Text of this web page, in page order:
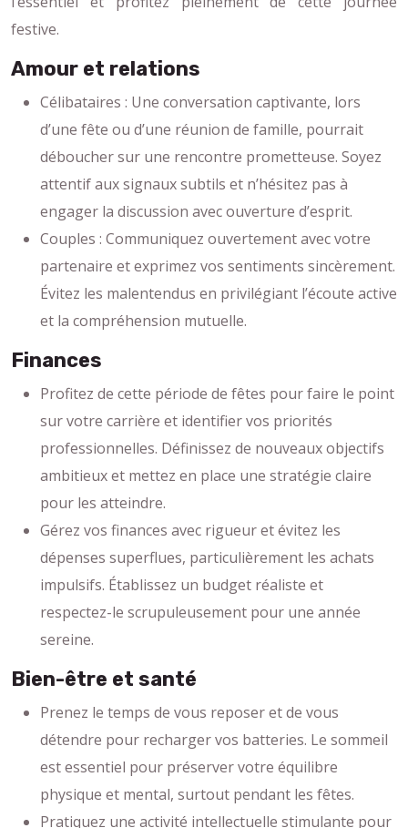
festive.
Amour et relations
Célibataires : Une conversation captivante, lors
d’une fête ou d’une réunion de famille, pourrait
déboucher sur une rencontre prometteuse. Soyez
attentif aux signaux subtils et n’hésitez pas à
engager la discussion avec ouverture d’esprit.
Couples : Communiquez ouvertement avec votre
partenaire et exprimez vos sentiments sincèrement.
Évitez les malentendus en privilégiant l’écoute active
et la compréhension mutuelle.
Finances
Profitez de cette période de fêtes pour faire le point
sur votre carrière et identifier vos priorités
professionnelles. Définissez de nouveaux objectifs
ambitieux et mettez en place une stratégie claire
pour les atteindre.
Gérez vos finances avec rigueur et évitez les
dépenses superflues, particulièrement les achats
impulsifs. Établissez un budget réaliste et
respectez-le scrupuleusement pour une année
sereine.
Bien-être et santé
Prenez le temps de vous reposer et de vous
détendre pour recharger vos batteries. Le sommeil
est essentiel pour préserver votre équilibre
physique et mental, surtout pendant les fêtes.
Pratiquez une activité intellectuelle stimulante pour